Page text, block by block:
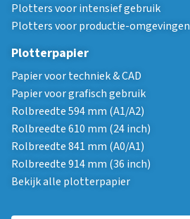
Plotters voor intensief gebruik
Plotters voor productie-omgevingen
Plotterpapier
Papier voor techniek & CAD
Papier voor grafisch gebruik
Rolbreedte 594 mm (A1/A2)
Rolbreedte 610 mm (24 inch)
Rolbreedte 841 mm (A0/A1)
Rolbreedte 914 mm (36 inch)
Bekijk alle plotterpapier